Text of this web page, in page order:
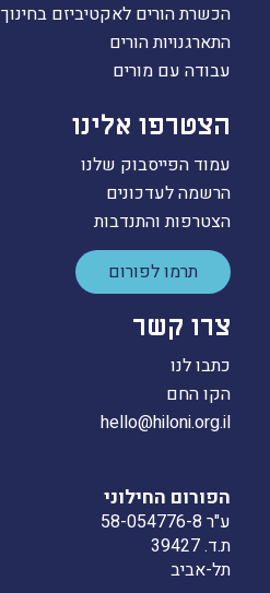
הכשרת הורים לאקטיביזם בחינוך
התארגנויות הורים
עבודה עם מורים
הצטרפו אלינו
עמוד הפייסבוק שלנו
הרשמה לעדכונים
הצטרפות והתנדבות
תרמו לפורום
צרו קשר
כתבו לנו
הקו החם
hello@hiloni.org.il
הפורום החילוני
ע"ר 58-054776-8
ת.ד. 39427
תל-אביב